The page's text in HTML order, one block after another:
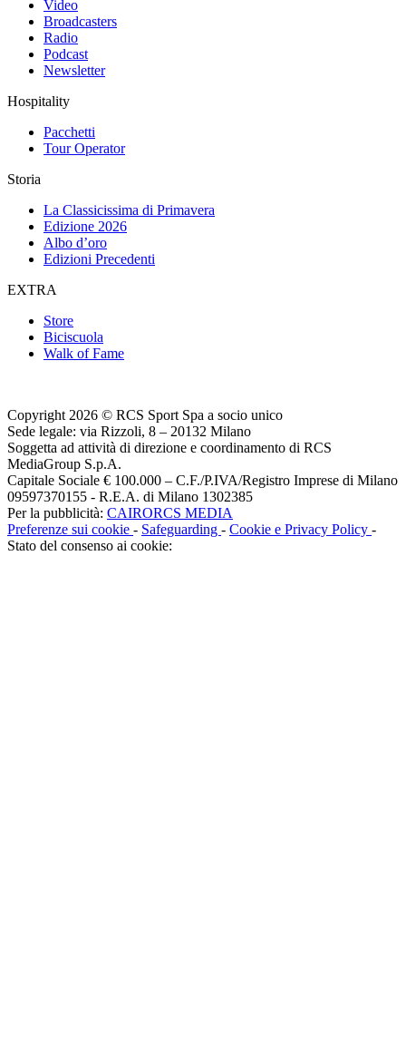
Video
Broadcasters
Radio
Podcast
Newsletter
Hospitality
Pacchetti
Tour Operator
Storia
La Classicissima di Primavera
Edizione 2026
Albo d’oro
Edizioni Precedenti
EXTRA
Store
Biciscuola
Walk of Fame
Copyright 2026 © RCS Sport Spa a socio unico
Sede legale: via Rizzoli, 8 – 20132 Milano
Soggetta ad attività di direzione e coordinamento di RCS
MediaGroup S.p.A.
Capitale Sociale € 100.000 – C.F./P.IVA/Registro Imprese di Milano
09597370155 - R.E.A. di Milano 1302385
Per la pubblicità: CAIRORCS MEDIA
Preferenze sui cookie - Safeguarding - Cookie e Privacy Policy -
Stato del consenso ai cookie: